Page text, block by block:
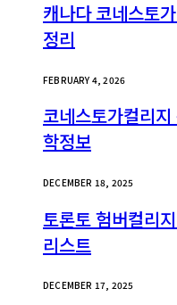
캐나다 코네스토
정리
FEBRUARY 4, 2026
코네스토가컬리
학정보
DECEMBER 18, 2025
토론토 험버컬리
리스트
DECEMBER 17, 2025